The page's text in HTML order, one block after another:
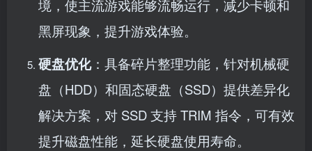
境，使主流游戏能够流畅运行，减少卡顿和
黑屏现象，提升游戏体验。
硬盘优化：具备碎片整理功能，针对机械硬
盘（HDD）和固态硬盘（SSD）提供差异化
解决方案，对 SSD 支持 TRIM 指令，可有效
提升磁盘性能，延长硬盘使用寿命。